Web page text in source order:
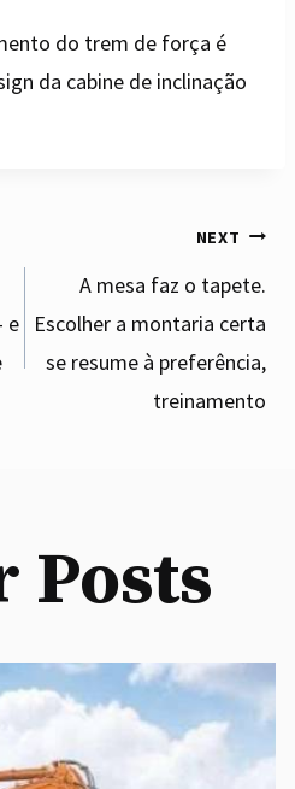
do trem de força é
da cabine de inclinação
e
NEXT
A mesa faz o tapete.
Escolher a montaria certa
se resume à preferência,
treinamento
Posts